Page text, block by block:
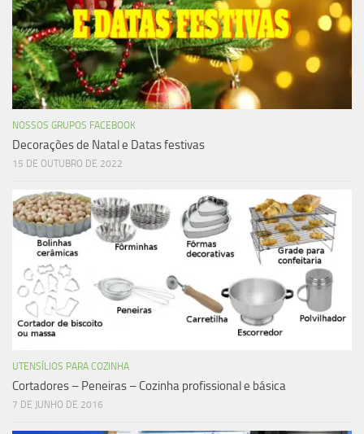
NOSSOS GRUPOS FACEBOOK
Decorações de Natal e Datas festivas
15 DE OUTUBRO DE 2022
UTENSÍLIOS PARA COZINHA
Cortadores – Peneiras – Cozinha profissional e básica
7 DE JUNHO DE 2016